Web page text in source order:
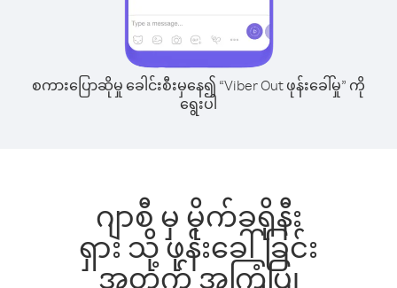
စကားပြောဆိုမှု ခေါင်းစီးမှနေ၍ “Viber Out ဖုန်းခေါ်မှု” ကို
ရွေးပါ
ဂျာစီ မှ မိုက်ခရိုနီး
ရှား သို့ ဖုန်းခေါ်ခြင်း
အတွက် အကြံပြု